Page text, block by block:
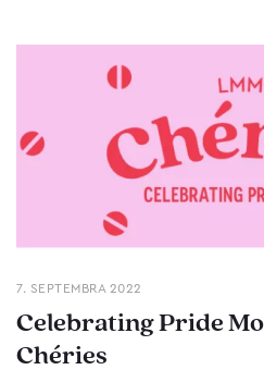
7. SEPTEMBRA 2022
Celebrating Pride
Chéries